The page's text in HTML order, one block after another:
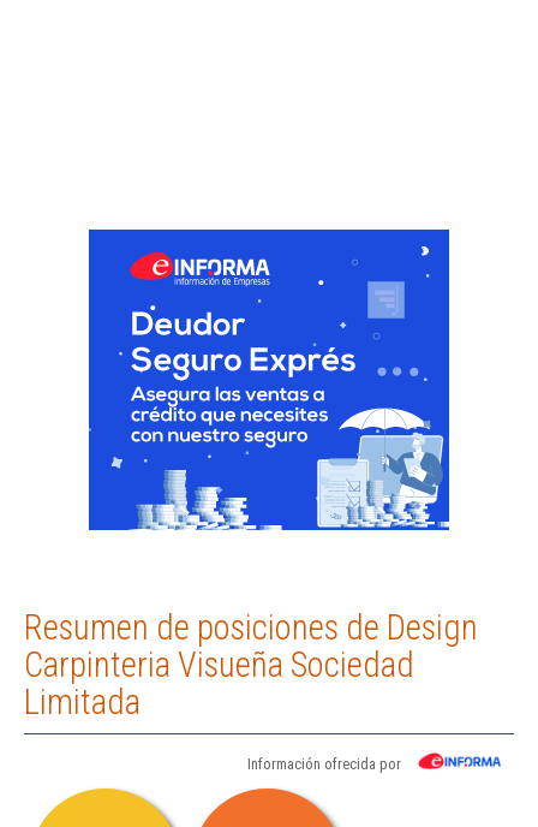
Resumen de posiciones de Design
Carpinteria Visueña Sociedad
Limitada
Información ofrecida por